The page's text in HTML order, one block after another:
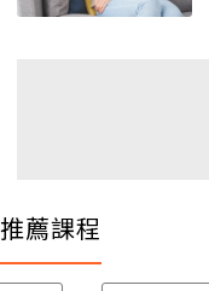
推薦課程